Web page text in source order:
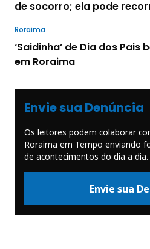
de socorro; ela pode
Roraima
‘Saidinha’ de Dia dos
em Roraima
Envie sua Denúncia
Os leitores podem colaborar
Roraima em Tempo enviando
de acontecimentos do dia a dia.
Envie sua